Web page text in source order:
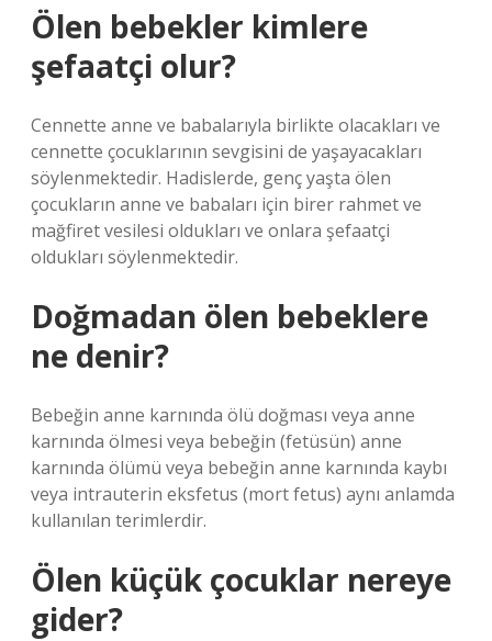
Ölen bebekler kimlere
şefaatçi olur?
Cennette anne ve babalarıyla birlikte olacakları ve
cennette çocuklarının sevgisini de yaşayacakları
söylenmektedir. Hadislerde, genç yaşta ölen
çocukların anne ve babaları için birer rahmet ve
mağfiret vesilesi oldukları ve onlara şefaatçi
oldukları söylenmektedir.
Doğmadan ölen bebeklere
ne denir?
Bebeğin anne karnında ölü doğması veya anne
karnında ölmesi veya bebeğin (fetüsün) anne
karnında ölümü veya bebeğin anne karnında kaybı
veya intrauterin eksfetus (mort fetus) aynı anlamda
kullanılan terimlerdir.
Ölen küçük çocuklar nereye
gider?